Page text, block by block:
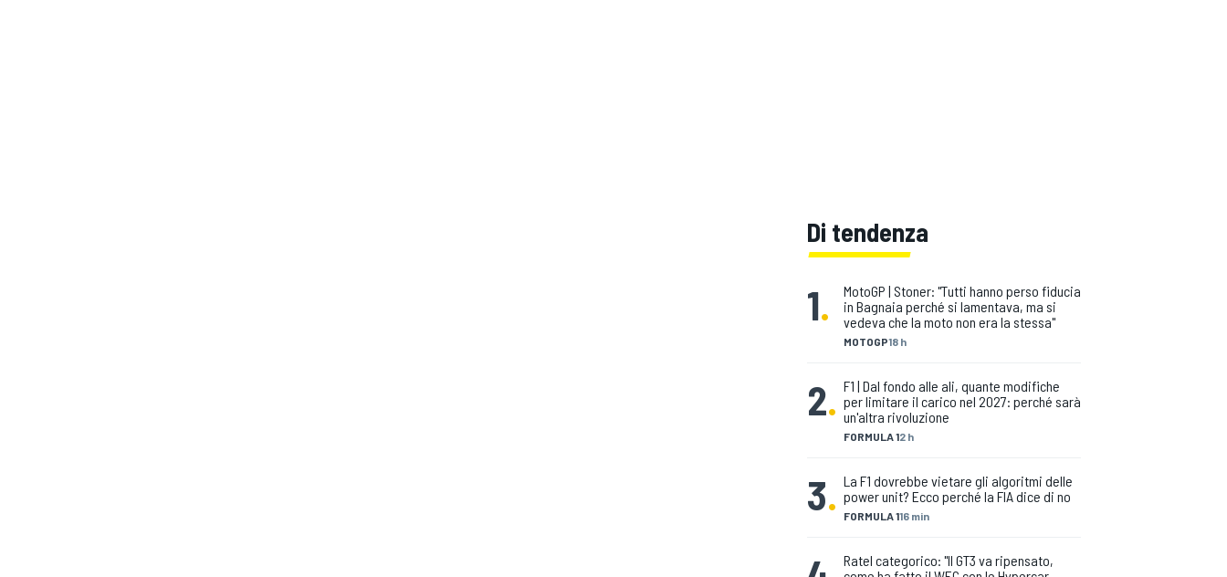
Di tendenza
1.
MOTOGP18 h
MotoGP | Stoner: "Tutti hanno perso fiducia
in Bagnaia perché si lamentava, ma si
vedeva che la moto non era la stessa"
2.
FORMULA 12 h
F1 | Dal fondo alle ali, quante modifiche
per limitare il carico nel 2027: perché sarà
un'altra rivoluzione
3. FORMULA 116 min
La F1 dovrebbe vietare gli algoritmi delle
power unit? Ecco perché la FIA dice di no
Ratel categorico: "Il GT3 va ripensato,